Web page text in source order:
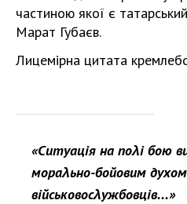
частиною якої є
Марат Губаєв.
Лицемірна цитата
«Ситуація на поλі бою
мораλьно-бойовим духом
військовосλужбовців...»